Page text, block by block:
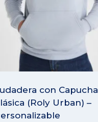
con Capucha
(Roly Urban) –